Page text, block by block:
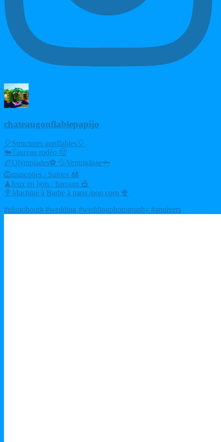
chateaugonflablepapijo
🎈Structures gonflables🎈
🐃Taureau rodéo 🤠
🏉Olympiades⚽ 💦Ventriglisse🦈
🦁mascottes / Sumos 🎎
♟Jeux en bois / barnum 🎪
🍭Machine à Barbe à papa /pop corn 🍿
#photobooth #wedding #weddingphotography #annivers